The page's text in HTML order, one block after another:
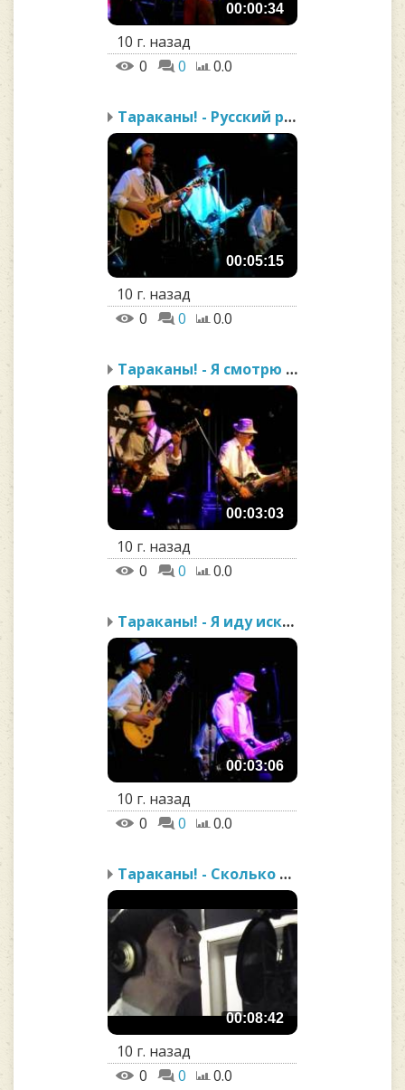
00:00:34
10 г. назад
0
0 0.0
Тараканы! - Русский рок
00:05:15
10 г. назад
0
0 0.0
Тараканы! - Я смотрю на...
00:03:03
10 г. назад
0
0 0.0
Тараканы! - Я иду искать
00:03:06
10 г. назад
0
0 0.0
Тараканы! - Сколько денег
00:08:42
10 г. назад
0
0 0.0